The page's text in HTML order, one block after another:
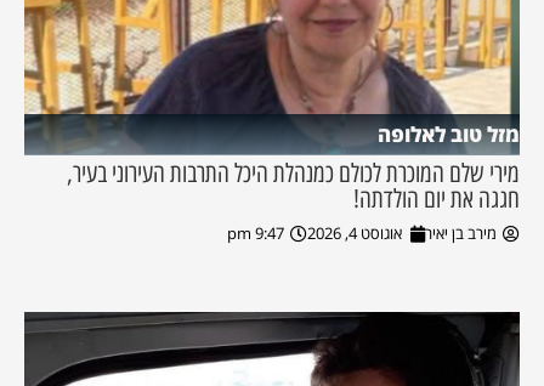
מזל טוב לאלופה
מירי שלם המוכרת לכולם כמנהלת היכל התרבות העירוני בעיר,
חגגה את יום הולדתה!
מירב בן יאיר אוגוסט 4, 2026 9:47 pm